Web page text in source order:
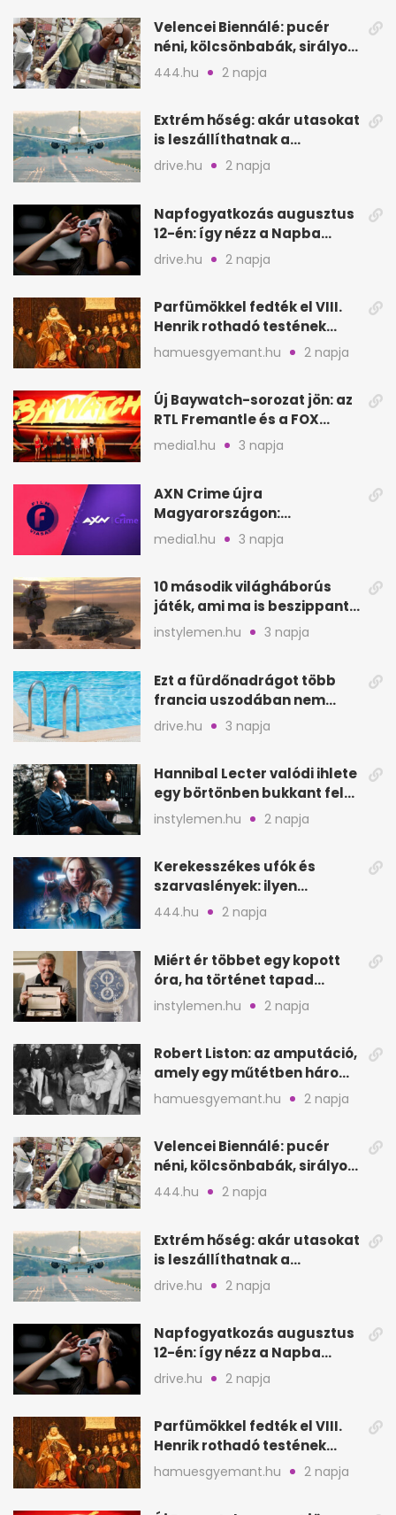
Velencei Biennálé: pucér
néni, kölcsönbabák, sirályok,
és kész a családi program
444.hu 2 napja
Extrém hőség: akár utasokat
is leszállíthatnak a
repülőgépről
drive.hu 2 napja
Napfogyatkozás augusztus
12-én: így nézz a Napba
biztonságosan
drive.hu 2 napja
Parfümökkel fedték el VIII.
Henrik rothadó testének
szagát
hamuesgyemant.hu 2 napja
Új Baywatch-sorozat jön: az
RTL Fremantle és a FOX
készíti
media1.hu 3 napja
AXN Crime újra
Magyarországon:
szeptembertől a Viasat Film
media1.hu 3 napja
10 második világháborús
játék, ami ma is beszippant
a képernyő elé
instylemen.hu 3 napja
Ezt a fürdőnadrágot több
francia uszodában nem
fogadják el
drive.hu 3 napja
Hannibal Lecter valódi ihlete
egy börtönben bukkant fel
Thomas Harrisnek
instylemen.hu 2 napja
Kerekesszékes ufók és
szarvaslények: ilyen
Spielberg új filmje
444.hu 2 napja
Miért ér többet egy kopott
óra, ha történet tapad
hozzá?
instylemen.hu 2 napja
Robert Liston: az amputáció,
amely egy műtétben három
életet követelt
hamuesgyemant.hu 2 napja
Velencei Biennálé: pucér
néni, kölcsönbabák, sirályok,
és kész a családi program
444.hu 2 napja
Extrém hőség: akár utasokat
is leszállíthatnak a
repülőgépről
drive.hu 2 napja
Napfogyatkozás augusztus
12-én: így nézz a Napba
biztonságosan
drive.hu 2 napja
Parfümökkel fedték el VIII.
Henrik rothadó testének
szagát
hamuesgyemant.hu 2 napja